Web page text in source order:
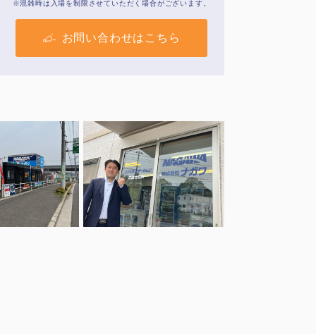
※混雑時は入場を制限させていただく場合がございます。
お問い合わせはこちら